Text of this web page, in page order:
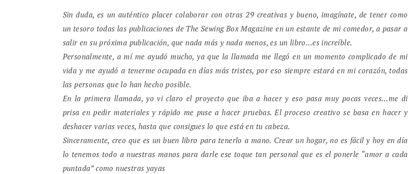
Sin duda, es un auténtico placer colaborar con otras 29 creativas y bueno, imagínate, de tener como
un tesoro todas las publicaciones de The Sewing Box Magazine en un estante de mi comedor, a pasar a
salir en su próxima publicación, que nada más y nada menos, es un libro…es increíble.
Personalmente, a mí me ayudó mucho, ya que la llamada me llegó en un momento complicado de mi
vida y me ayudó a tenerme ocupada en días más tristes, por eso siempre estará en mi corazón, todas
las personas que lo han hecho posible.
En la primera llamada, yo vi claro el proyecto que iba a hacer y eso pasa muy pocas veces…me di
prisa en pedir materiales y rápido me puse a hacer pruebas. El proceso creativo se basa en hacer y
deshacer varias veces, hasta que consigues lo que está en tu cabeza.
Sinceramente, creo que es un buen libro para tenerlo a mano. Crear un hogar, no es fácil y hoy en día
lo tenemos todo a nuestras manos para darle ese toque tan personal que es el ponerle “amor a cada
puntada” como nuestras yayas